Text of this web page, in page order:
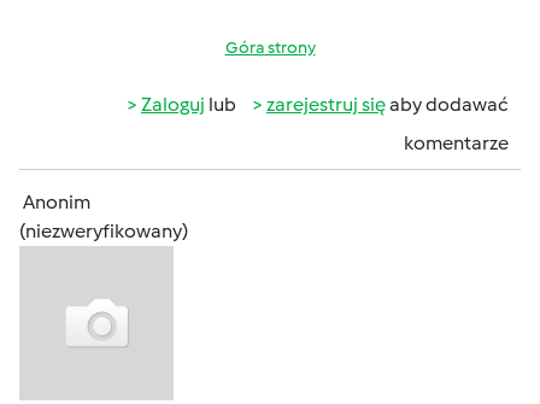
Góra strony
Zaloguj lub zarejestruj sięaby dodawać
komentarze
Anonim
(niezweryfikowany)